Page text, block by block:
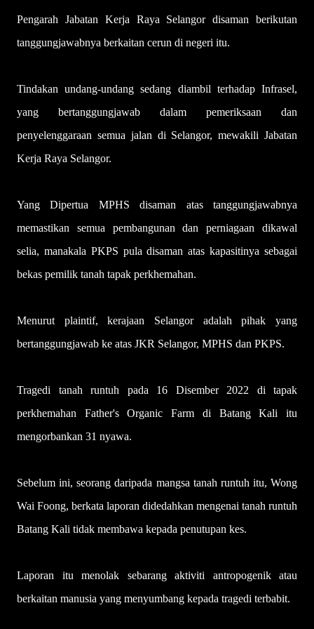
Pengarah Jabatan Kerja Raya Selangor disaman berikutan
tanggungjawabnya berkaitan cerun di negeri itu.
Tindakan undang-undang sedang diambil terhadap Infrasel,
yang bertanggungjawab dalam pemeriksaan dan
penyelenggaraan semua jalan di Selangor, mewakili Jabatan
Kerja Raya Selangor.
Yang Dipertua MPHS disaman atas tanggungjawabnya
memastikan semua pembangunan dan perniagaan dikawal
selia, manakala PKPS pula disaman atas kapasitinya sebagai
bekas pemilik tanah tapak perkhemahan.
Menurut plaintif, kerajaan Selangor adalah pihak yang
bertanggungjawab ke atas JKR Selangor, MPHS dan PKPS.
Tragedi tanah runtuh pada 16 Disember 2022 di tapak
perkhemahan Father's Organic Farm di Batang Kali itu
mengorbankan 31 nyawa.
Sebelum ini, seorang daripada mangsa tanah runtuh itu, Wong
Wai Foong, berkata laporan didedahkan mengenai tanah runtuh
Batang Kali tidak membawa kepada penutupan kes.
Laporan itu menolak sebarang aktiviti antropogenik atau
berkaitan manusia yang menyumbang kepada tragedi terbabit.